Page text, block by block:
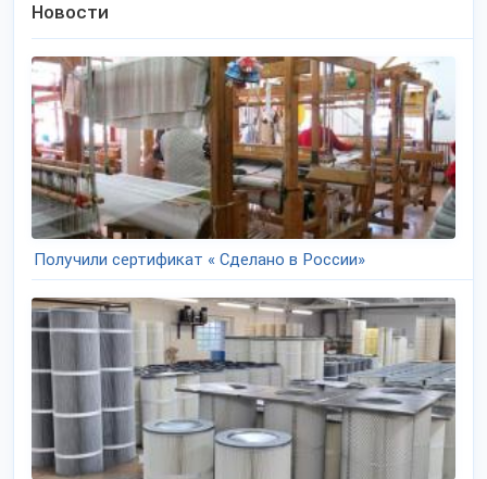
Новости
Получили сертификат « Сделано в России»